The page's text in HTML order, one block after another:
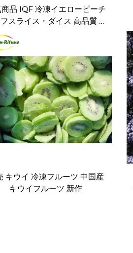
品 IQF 冷凍イエローピーチ
スライス・ダイス 高品質 甘
キウイ 冷凍フルーツ 中国産
キウイフルーツ 新作